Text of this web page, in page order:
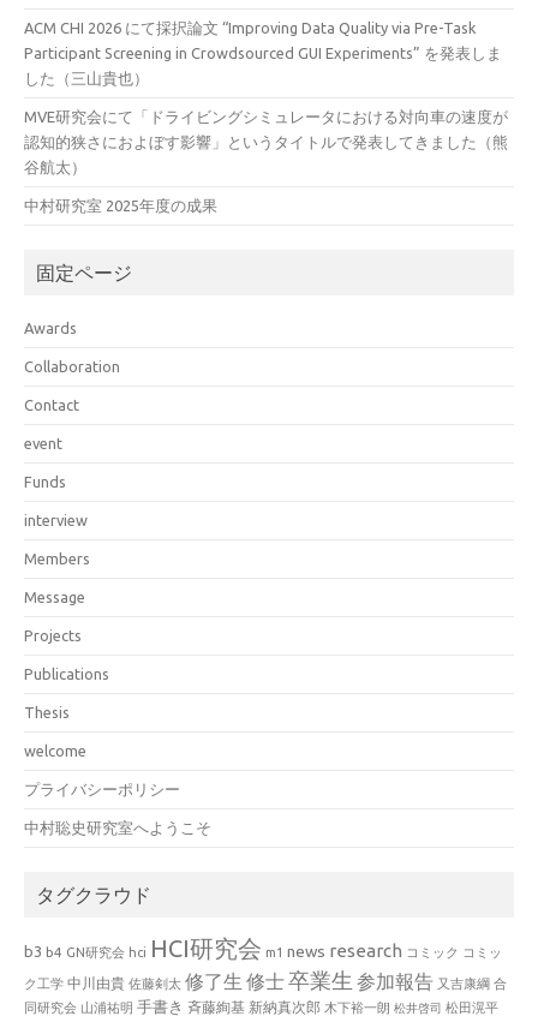
ACM CHI 2026 にて採択論文 “Improving Data Quality via Pre-Task
Participant Screening in Crowdsourced GUI Experiments” を発表しま
した（三山貴也）
MVE研究会にて「ドライビングシミュレータにおける対向車の速度が
認知的狭さにおよぼす影響」というタイトルで発表してきました（熊
谷航太）
中村研究室 2025年度の成果
固定ページ
Awards
Collaboration
Contact
event
Funds
interview
Members
Message
Projects
Publications
Thesis
welcome
プライバシーポリシー
中村聡史研究室へようこそ
タグクラウド
b3 b4 GN研究会 hci HCI研究会 m1 news research コミック コミッ
ク工学 中川由貴 佐藤剣太 修了生 修士卒業生 参加報告 又吉康綱 合
同研究会 山浦祐明 手書き 斉藤絢基 新納真次郎 木下裕一朗 松井啓司 松田滉平